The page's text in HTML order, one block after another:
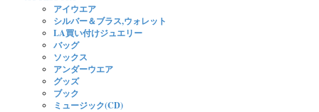
アイウエア
シルバー＆ブラス,ウォレット
LA買い付けジュエリー
バッグ
ソックス
アンダーウエア
グッズ
ブック
ミュージック(CD)